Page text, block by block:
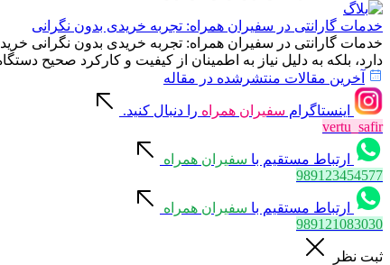
خدمات گارانتی در سفیران همراه: تجربه خریدی بدون نگرانی
خدمات گارانتی در سفیران همراه: تجربه خریدی بدون نگرانی
دارد، بلکه به دلیل نیاز به اطمینان از کیفیت و کارکرد صحیح
آخرین مقالات منتشرشده در مقاله
اینستاگرام سفیران همراه را دنبال کنید.
vertu_safir
ارتباط مستقیم با سفیران همراه
989123454577
ارتباط مستقیم با سفیران همراه
989121083030
ثبت نظر